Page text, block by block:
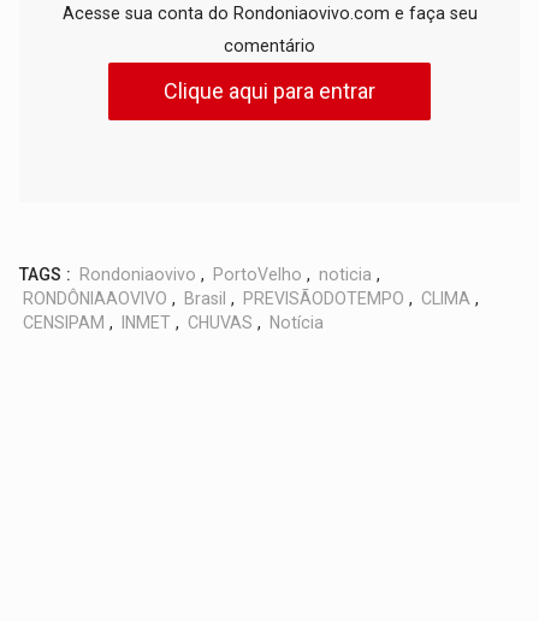
Acesse sua conta do Rondoniaovivo.com e faça seu
comentário
Clique aqui para entrar
TAGS : Rondoniaovivo , PortoVelho , noticia ,
RONDÔNIAAOVIVO , Brasil , PREVISÃODOTEMPO , CLIMA ,
CENSIPAM , INMET , CHUVAS , Notícia